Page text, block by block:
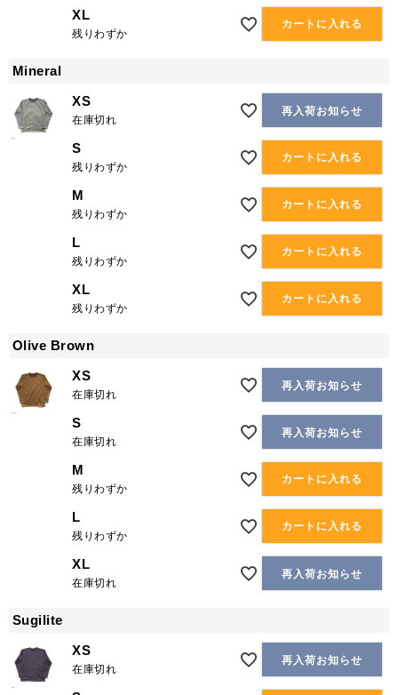
XL
残りわずか
カートに入れる
Mineral
XS
在庫切れ
再入荷お知らせ
S
残りわずか
カートに入れる
M
残りわずか
カートに入れる
L
残りわずか
カートに入れる
XL
残りわずか
カートに入れる
Olive Brown
XS
在庫切れ
再入荷お知らせ
S
在庫切れ
再入荷お知らせ
M
残りわずか
カートに入れる
L
残りわずか
カートに入れる
XL
在庫切れ
再入荷お知らせ
Sugilite
XS
在庫切れ
再入荷お知らせ